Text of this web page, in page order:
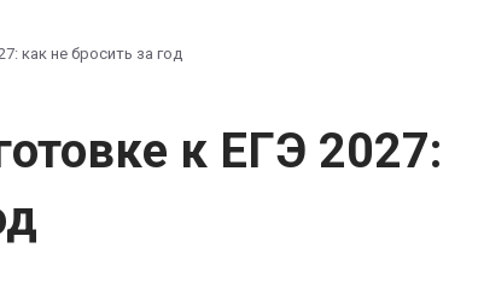
как не бросить за год
к ЕГЭ 2027: